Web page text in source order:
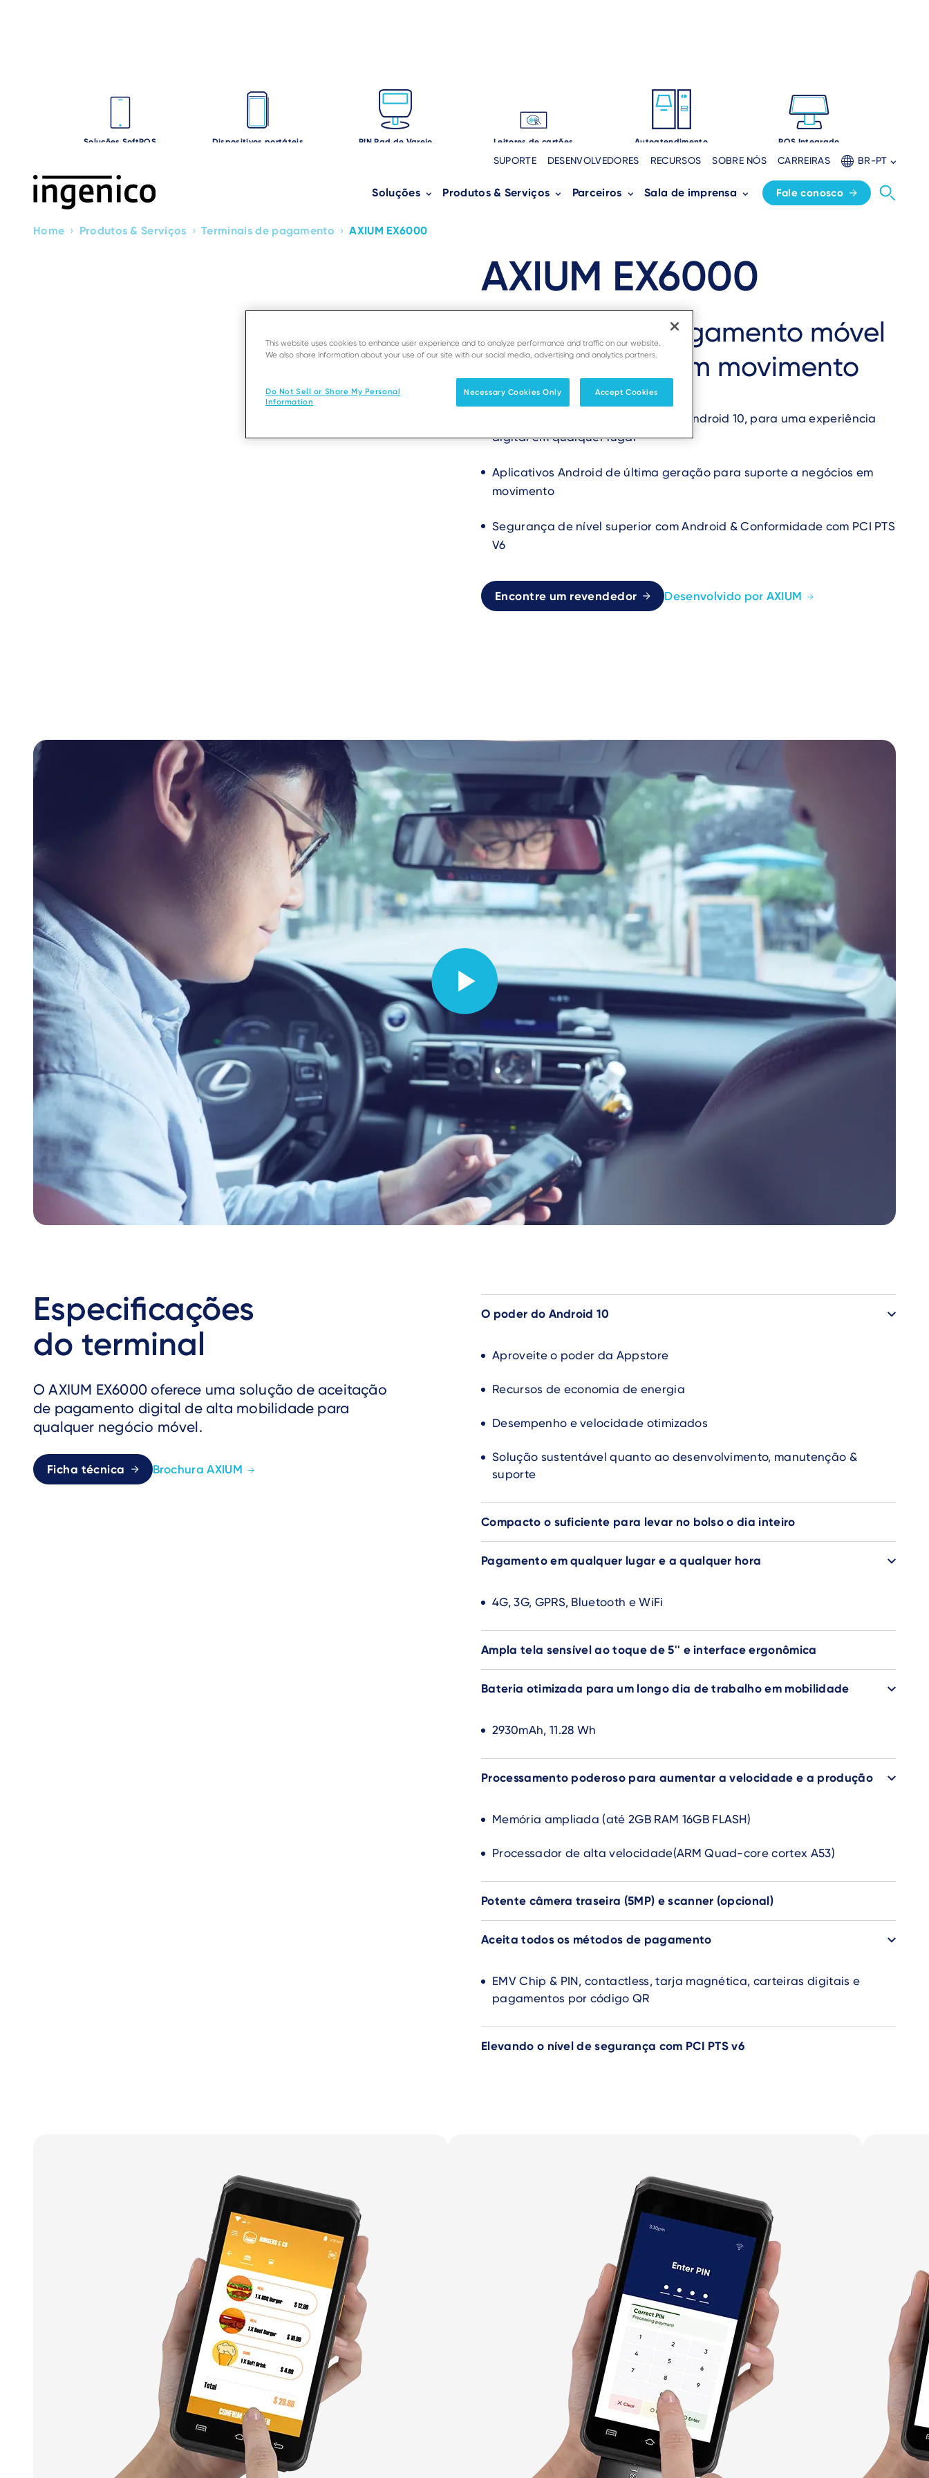
SUPORTE DESENVOLVEDORES RECURSOS SOBRE NÓS CARREIRAS BR-PT
Soluções Produtos & Serviços Parceiros Sala de imprensa Fale conosco
Soluções SoftPOS Dispositivos portáteis PIN Pad de Varejo Leitores de cartões Autoatendimento POS Integrado
Breadcrumb
Home › Produtos & Serviços › Terminais de pagamento › AXIUM EX6000
AXIUM EX6000
A solução de pagamento móvel
para negócios em movimento
Terminal de bolso com tecnologia Android 10, para uma experiência
digital em qualquer lugar
Aplicativos Android de última geração para suporte a negócios em
movimento
Segurança de nível superior com Android & Conformidade com PCI PTS
V6
Encontre um revendedor Desenvolvido por AXIUM
Especificações
do terminal
O AXIUM EX6000 oferece uma solução de aceitação
de pagamento digital de alta mobilidade para
qualquer negócio móvel.
Ficha técnica Brochura AXIUM
O poder do Android 10
Aproveite o poder da Appstore
Recursos de economia de energia
Desempenho e velocidade otimizados
Solução sustentável quanto ao desenvolvimento, manutenção &
suporte
Compacto o suficiente para levar no bolso o dia inteiro
Pagamento em qualquer lugar e a qualquer hora
4G, 3G, GPRS, Bluetooth e WiFi
Ampla tela sensível ao toque de 5'' e interface ergonômica
Bateria otimizada para um longo dia de trabalho em mobilidade
2930mAh, 11.28 Wh
Processamento poderoso para aumentar a velocidade e a produção
Memória ampliada (até 2GB RAM 16GB FLASH)
Processador de alta velocidade(ARM Quad-core cortex A53)
Potente câmera traseira (5MP) e scanner (opcional)
Aceita todos os métodos de pagamento
EMV Chip & PIN, contactless, tarja magnética, carteiras digitais e
pagamentos por código QR
Elevando o nível de segurança com PCI PTS v6
This website uses cookies to enhance user experience and to analyze performance and traffic on our website.
We also share information about your use of our site with our social media, advertising and analytics partners.
Do Not Sell or Share My Personal
Information
Necessary Cookies Only Accept Cookies